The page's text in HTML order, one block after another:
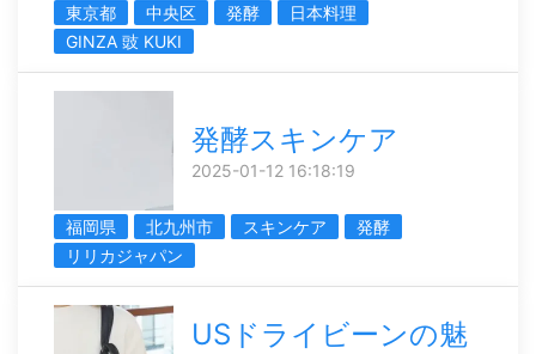
東京都 中央区 発酵
日本料理
GINZA 豉 KUKI
発酵スキンケア
2025-01-12 16:18:19
福岡県 北九州市 スキンケア
発酵
リリカジャパン
USドライビーンの魅